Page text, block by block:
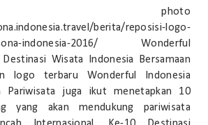
photo
berita/reposisi-logo-
indonesia-2016/ Wonderful
Wisata Indonesia Bersamaan
logo terbaru Wonderful Indonesia
Pariwisata juga ikut menetapkan 10
yang akan mendukung pariwisata